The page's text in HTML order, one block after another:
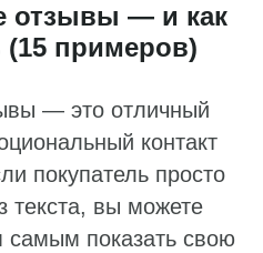
отзывы — и как
(15 примеров)
— это отличный
контакт
покупатель просто
текста, вы можете
самым показать свою